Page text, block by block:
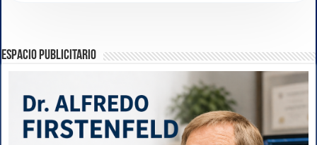
ESPACIO PUBLICITARIO